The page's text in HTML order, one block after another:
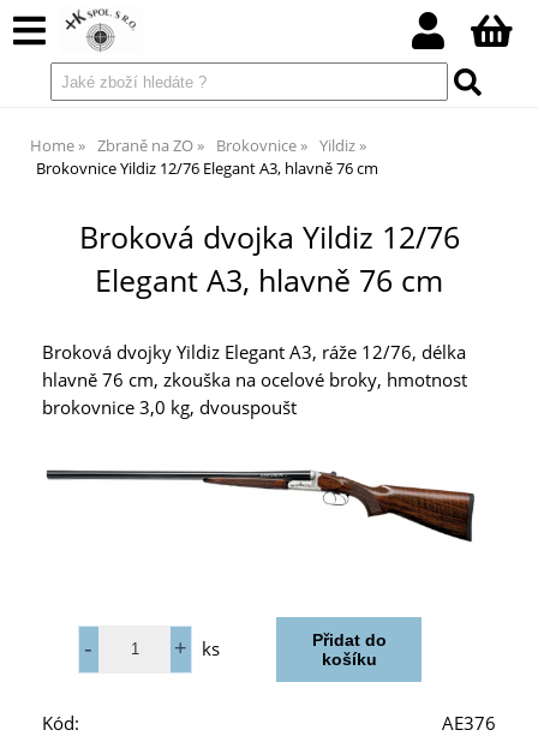
Home Zbraně na ZO Brokovnice
Yildiz
Brokovnice Yildiz 12/76 Elegant A3, hlavně 76 cm
Broková dvojka Yildiz 12/76
Elegant A3, hlavně 76 cm
Broková dvojky Yildiz Elegant A3, ráže 12/76, délka
hlavně 76 cm, zkouška na ocelové broky, hmotnost
brokovnice 3,0 kg, dvouspoušt
ks
Kód:
AE376